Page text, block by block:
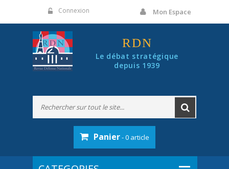
Connexion Mon Espace
RDN
Le débat stratégique
depuis 1939
Panier- 0 article